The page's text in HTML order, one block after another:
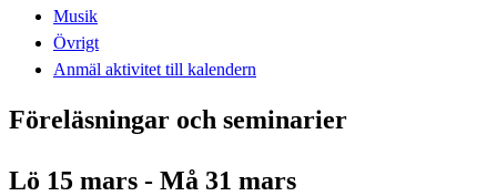
Musik
Övrigt
Anmäl aktivitet till kalendern
Föreläsningar och seminarier
Lö 15 mars - Må 31 mars